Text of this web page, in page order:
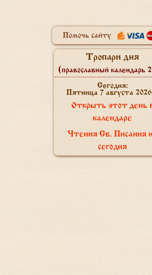
Помочь сайту
Тропари дня
(православный календарь
Сегодня:
Пятница 7 августа 2026
Открыть этот день
календаре
Чтения Св. Писания
сегодня